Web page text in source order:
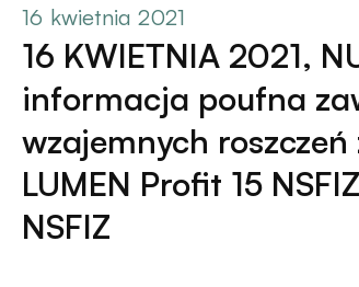
16 kwietnia 2021
16 KWIETNIA 2021,
informacja poufna
wzajemnych roszczeń
LUMEN Profit 15
NSFIZ